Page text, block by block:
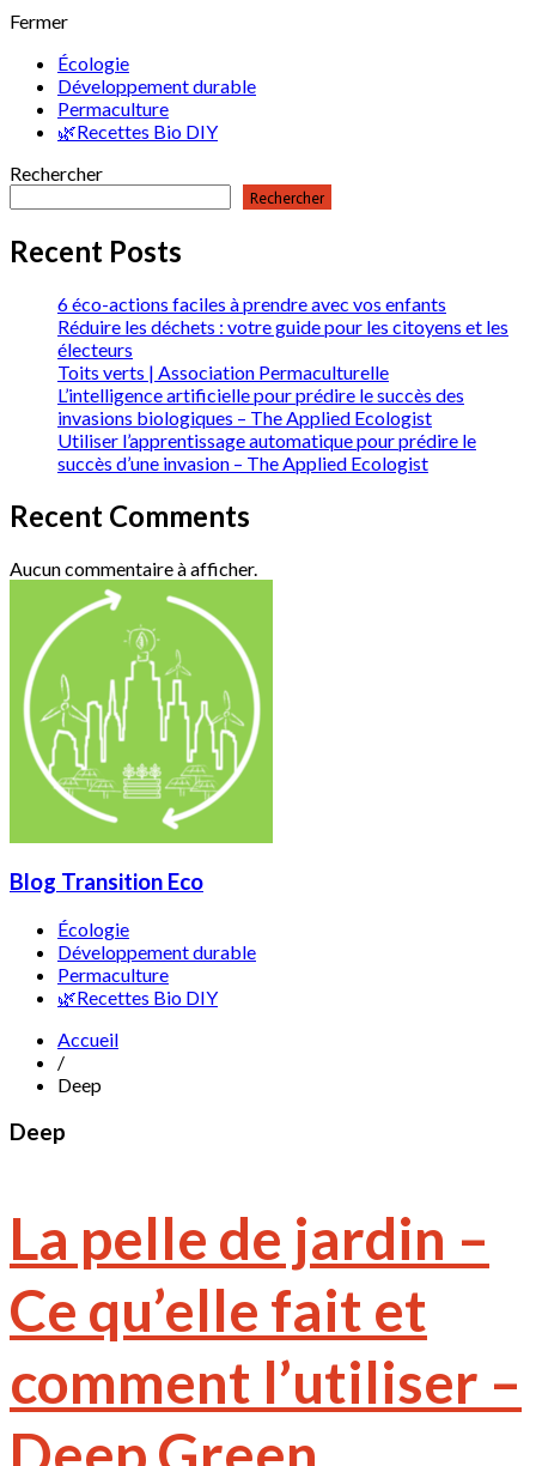
Fermer
Écologie
Développement durable
Permaculture
🌿Recettes Bio DIY
Rechercher
Rechercher
Recent Posts
6 éco-actions faciles à prendre avec vos enfants
Réduire les déchets : votre guide pour les citoyens et les
électeurs
Toits verts | Association Permaculturelle
L’intelligence artificielle pour prédire le succès des
invasions biologiques – The Applied Ecologist
Utiliser l’apprentissage automatique pour prédire le
succès d’une invasion – The Applied Ecologist
Recent Comments
Aucun commentaire à afficher.
Blog Transition Eco
Écologie
Développement durable
Permaculture
🌿Recettes Bio DIY
Accueil
/
Deep
Deep
La pelle de jardin –
Ce qu’elle fait et
comment l’utiliser –